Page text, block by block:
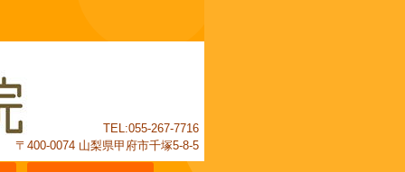
TEL:055-267-7716
〒400-0074 山梨県甲府市千塚5-8-5